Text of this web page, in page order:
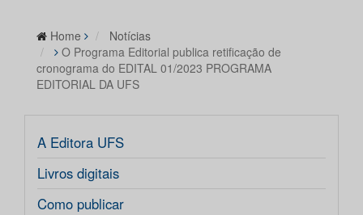
Home
Notícias
O Programa Editorial publica retificação de
cronograma do EDITAL 01/2023 PROGRAMA
EDITORIAL DA UFS
A Editora UFS
Livros digitais
Como publicar